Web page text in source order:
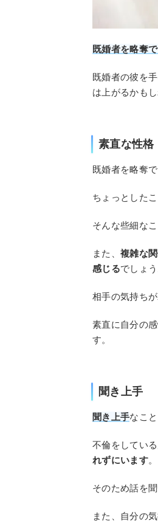
既婚者を略奪
既婚者の彼を
は上がるかもし
素直な性格
既婚者を略奪で
ちょっとした
そんな些細な
また、 複雑な
感じるでしょう
相手の気持ち
素直に自分の
す。
聞き上手
聞き上手なこ
不倫をしてい
れずにいます。
そのため話を
また、自分の